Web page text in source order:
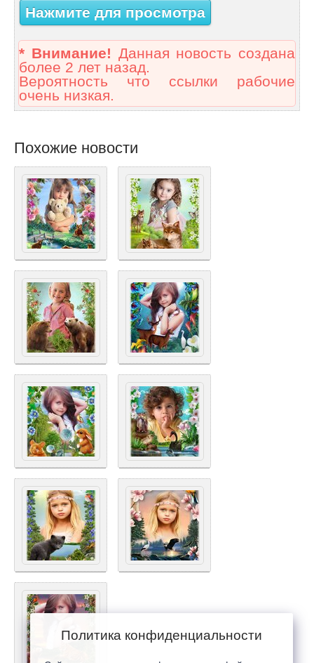
Нажмите для просмотра
* Внимание! Данная новость создана
более 2 лет назад.
Вероятность что ссылки рабочие
очень низкая.
Похожие новости
Политика конфиденциальности